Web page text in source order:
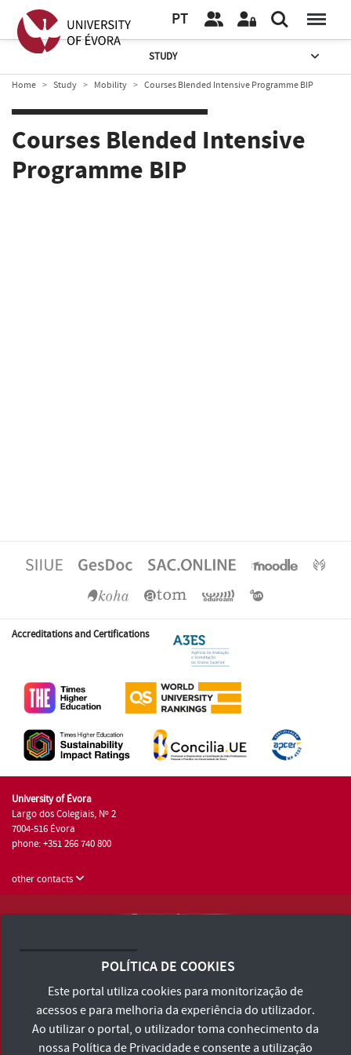
PT
STUDY
Home Study Mobility Courses Blended Intensive Programme BIP
Courses Blended Intensive
Programme BIP
Accreditations and Certifications
University of Évora
Largo dos Colegiais, Nº 2
7004-516 Évora
phone: +351 266 740 800
other contacts
Terms and Conditions and Privacy Policy
Accessibility Statement
POLÍTICA DE COOKIES
Este portal utiliza cookies para monitorização de
acessos e para melhoria da experiência do utilizador.
Ao utilizar o portal, o utilizador toma conhecimento da
nossa Política de Privacidadee consente a utilização